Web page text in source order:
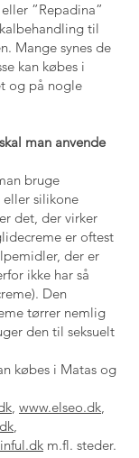
”Repadina”
til
Mange synes de
kan købes i
og på nogle
man anvende
bruge
silikone
det, der virker
er oftest
der er
ikke har så
Den
tørrer nemlig
den til seksuelt
købes i Matas og
, www.elseo.dk,
,
m.fl. steder.